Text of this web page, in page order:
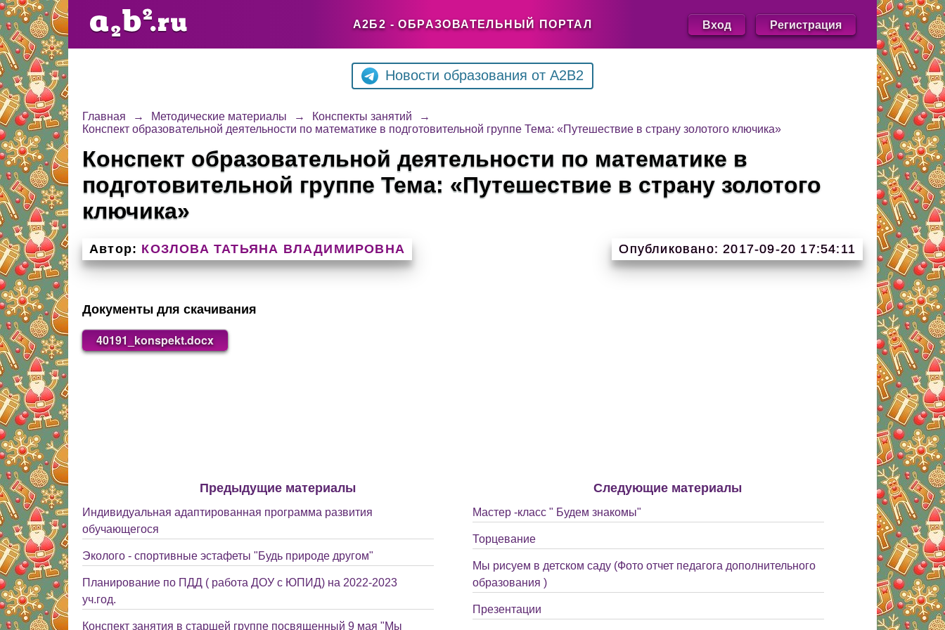
А2Б2 - ОБРАЗОВАТЕЛЬНЫЙ ПОРТАЛ Вход Регистрация
Новости образования от A2B2
Главная → Методические материалы → Конспекты занятий
→
Конспект образовательной деятельности по математике в подготовительной группе Тема: «Путешествие в страну золотого ключика»
Конспект образовательной деятельности по математике в
подготовительной группе Тема: «Путешествие в страну золотого
ключика»
Автор: КОЗЛОВА ТАТЬЯНА ВЛАДИМИРОВНА Опубликовано: 2017-09-20 17:54:11
Документы для скачивания
40191_konspekt.docx
Предыдущие материалы
Индивидуальная адаптированная программа развития
обучающегося
Эколого - спортивные эстафеты "Будь природе другом"
Планирование по ПДД ( работа ДОУ с ЮПИД) на 2022-2023
уч.год.
Конспект занятия в старшей группе посвященный 9 мая "Мы
Следующие материалы
Мастер -класс " Будем знакомы"
Торцевание
Мы рисуем в детском саду (Фото отчет педагога дополнительного
образования )
Презентации